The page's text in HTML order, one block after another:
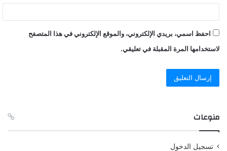
احفظ اسمي، بريدي الإلكتروني، والموقع الإلكتروني في هذا المتصفح
لاستخدامها المرة المقبلة في تعليقي.
منوعات
تسجيل الدخول